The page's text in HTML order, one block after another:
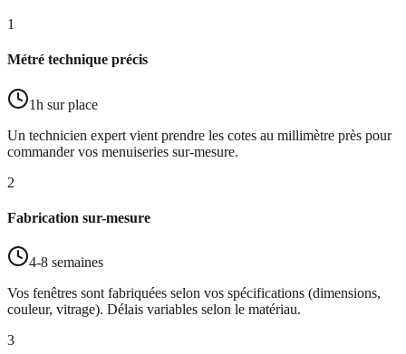
1
Métré technique précis
1h sur place
Un technicien expert vient prendre les cotes au millimètre près pour
commander vos menuiseries sur-mesure.
2
Fabrication sur-mesure
4-8 semaines
Vos fenêtres sont fabriquées selon vos spécifications (dimensions,
couleur, vitrage). Délais variables selon le matériau.
3